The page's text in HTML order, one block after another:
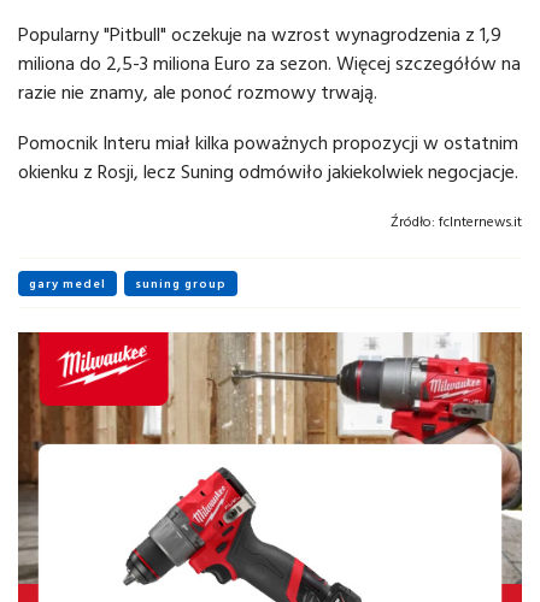
Popularny "Pitbull" oczekuje na wzrost wynagrodzenia z 1,9
miliona do 2,5-3 miliona Euro za sezon. Więcej szczegółów na
razie nie znamy, ale ponoć rozmowy trwają.
Pomocnik Interu miał kilka poważnych propozycji w ostatnim
okienku z Rosji, lecz Suning odmówiło jakiekolwiek negocjacje.
Źródło: fcInternews.it
gary medel suning group